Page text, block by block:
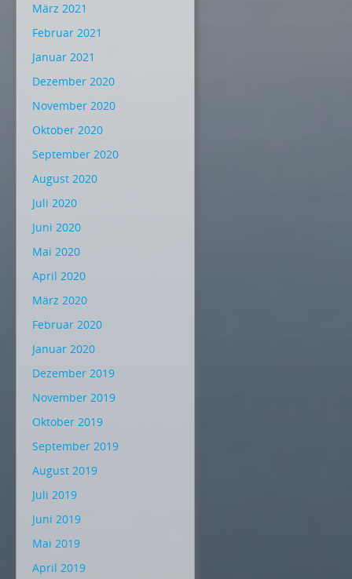
März 2021
Februar 2021
Januar 2021
Dezember 2020
November 2020
Oktober 2020
September 2020
August 2020
Juli 2020
Juni 2020
Mai 2020
April 2020
März 2020
Februar 2020
Januar 2020
Dezember 2019
November 2019
Oktober 2019
September 2019
August 2019
Juli 2019
Juni 2019
Mai 2019
April 2019